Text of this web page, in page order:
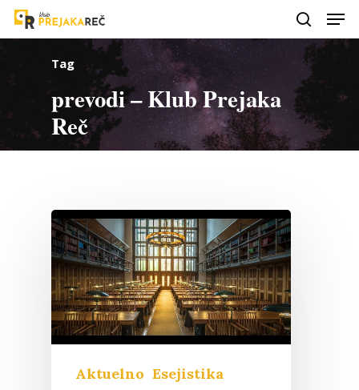
Tag
prevodi – Klub Prejaka
Reč
Aktuelno Esejistika